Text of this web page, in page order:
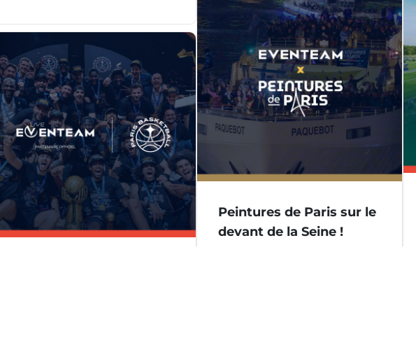
Peintures de Paris sur le
devant de la Seine !